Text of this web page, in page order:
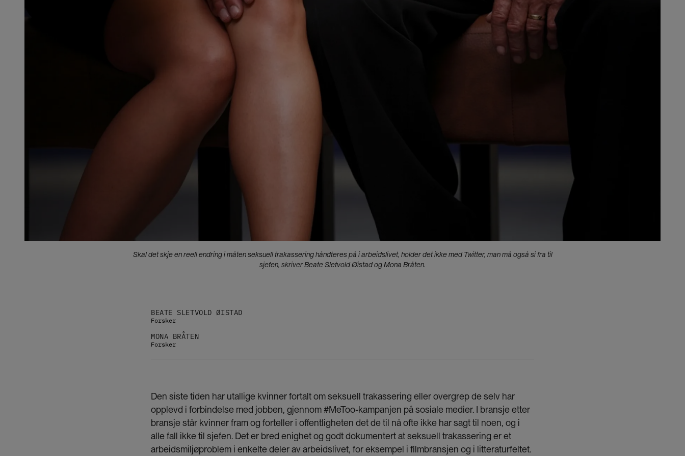
Skal det skje en reell endring i måten seksuell trakassering håndteres på i arbeidslivet, holder det ikke med Twitter, man må også si fra til
sjefen, skriver Beate Sletvold Øistad og Mona Bråten.
BEATE SLETVOLD ØISTAD
Forsker
MONA BRÅTEN
Forsker
Den siste tiden har utallige kvinner fortalt om seksuell trakassering eller overgrep de selv har
opplevd i forbindelse med jobben, gjennom #MeToo-kampanjen på sosiale medier. I bransje etter
bransje står kvinner fram og forteller i offentligheten det de til nå ofte ikke har sagt til noen, og i
alle fall ikke til sjefen. Det er bred enighet og godt dokumentert at seksuell trakassering er et
arbeidsmiljøproblem i enkelte deler av arbeidslivet, for eksempel i filmbransjen og i litteraturfeltet.